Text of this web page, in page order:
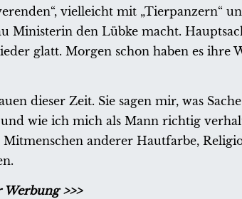
vielleicht mit „Tierpanzern“
Ministerin den Lübke macht.
glatt. Morgen schon haben es
dieser Zeit. Sie sagen mir, was
wie ich mich als Mann richtig
anderer Hautfarbe,
>>>